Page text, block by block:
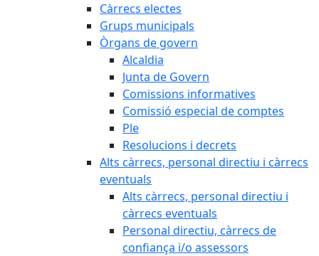
Càrrecs electes
Grups municipals
Òrgans de govern
Alcaldia
Junta de Govern
Comissions informatives
Comissió especial de comptes
Ple
Resolucions i decrets
Alts càrrecs, personal directiu i càrrecs
eventuals
Alts càrrecs, personal directiu i
càrrecs eventuals
Personal directiu, càrrecs de
confiança i/o assessors